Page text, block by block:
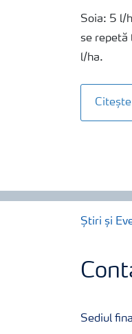
Soia: 5 l/
se
l/ha.
Știri și
Sediul